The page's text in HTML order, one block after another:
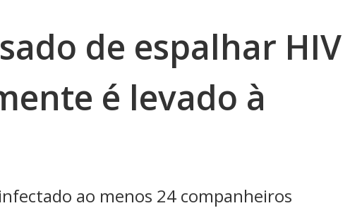
de espalhar HIV
é levado à
ao menos 24 companheiros